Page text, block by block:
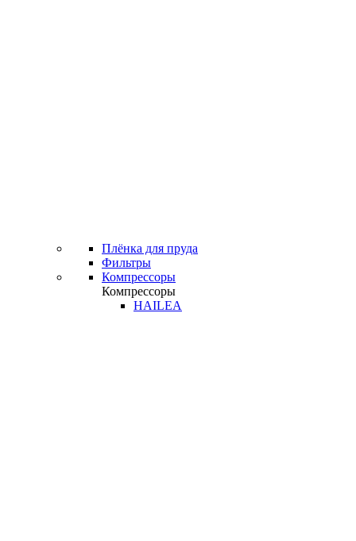
Плёнка для пруда
Фильтры
Компрессоры
Компрессоры
HAILEA